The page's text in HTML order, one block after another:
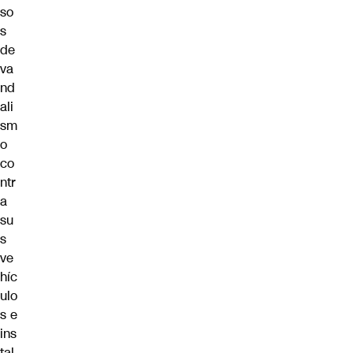
so
s
de
va
nd
ali
sm
o
co
ntr
a
su
s
ve
híc
ulo
s e
ins